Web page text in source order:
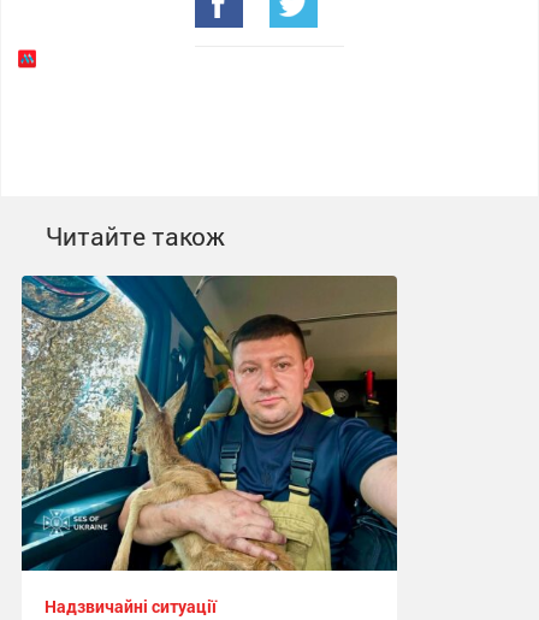
Читайте також
Надзвичайні ситуації